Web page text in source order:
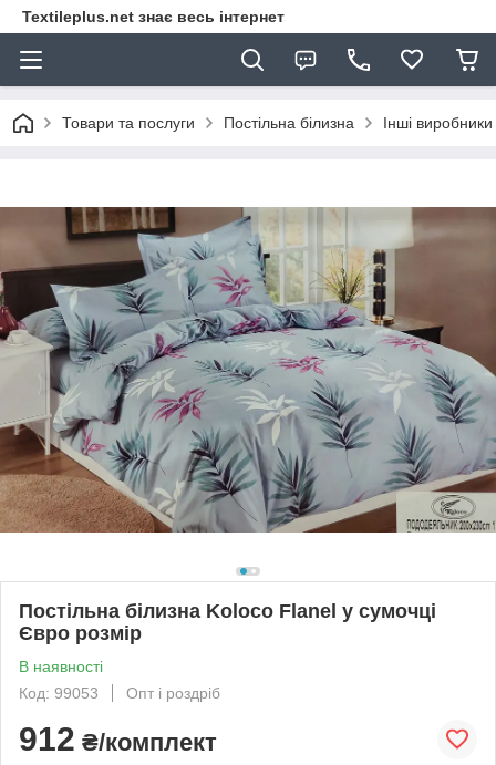
Textileplus.net знає весь інтернет
Товари та послуги Постільна білизна Інші виробники
Постільна білизна Koloco Flanel у сумочці
Євро розмір
В наявності
Код: 99053
Опт і роздріб
912 ₴/комплект